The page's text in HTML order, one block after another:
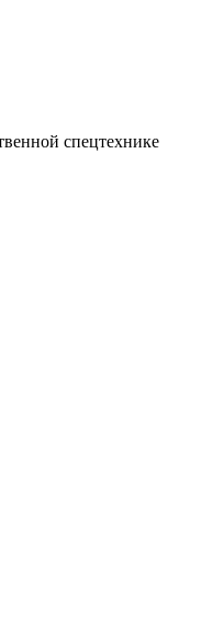
спецтехнике